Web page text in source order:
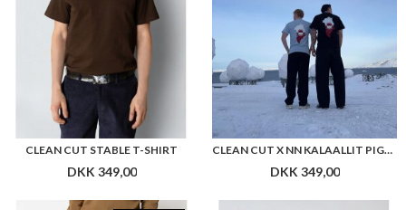
CLEAN CUT STABLE T-SHIRT
DKK 349,00
CLEAN CUT X NN KALAALLIT PIGAAT
DKK 349,00